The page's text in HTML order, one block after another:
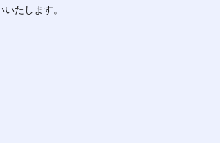
たします。